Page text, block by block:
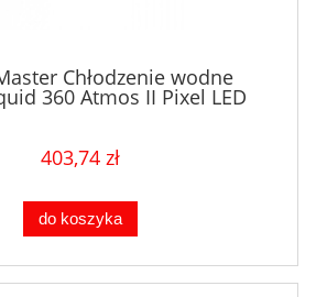
Chłodzenie wodne
360 Atmos II Pixel LED
403,74 zł
do koszyka